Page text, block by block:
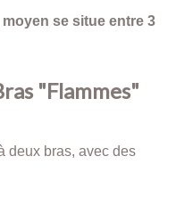
moyen se situe entre 3
"Flammes"
deux bras, avec des